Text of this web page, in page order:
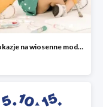
Mega okazje na wiosenne modele w 5.10.15 do -50%